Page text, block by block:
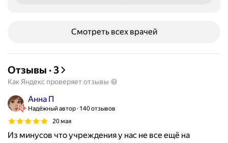
Смотреть всех врачей
Отзывы · 3
Как Яндекс проверяет отзывы
Анна П
Надёжный автор 140 отзывов
20 мая
Из минусов что учреждения у нас не все ещё на